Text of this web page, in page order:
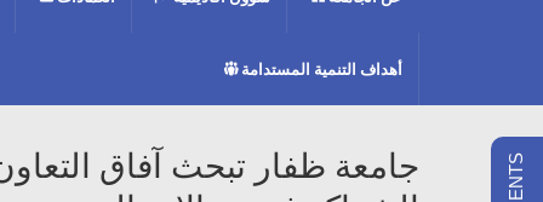
أهداف التنمية المستدامة
جامعة ظفار تبحث آفاق